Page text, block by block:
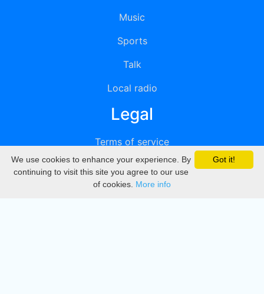
Music
Sports
Talk
Local radio
Legal
Terms of service
Privacy
DMCA
Got it!
We use cookies to enhance your experience. By
continuing to visit this site you agree to our use
of cookies. More info